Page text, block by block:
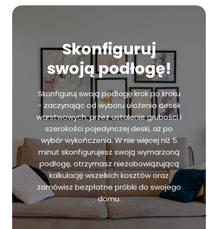
Skonfiguruj
swoją podłogę!
Skonfiguruj swoją podłogę krok po kroku
- zaczynając od wyboru ułożenia desek
warstwowych, przez ustalenie grubości i
szerokości pojedynczej deski, aż po
wybór wykończenia. W nie więcej niż 5
minut skonfigurujesz swoją wymarzoną
podłogę, otrzymasz niezobowiązującą
kalkulację wszelkich kosztów oraz
zamówisz bezpłatne próbki do swojego
domu.